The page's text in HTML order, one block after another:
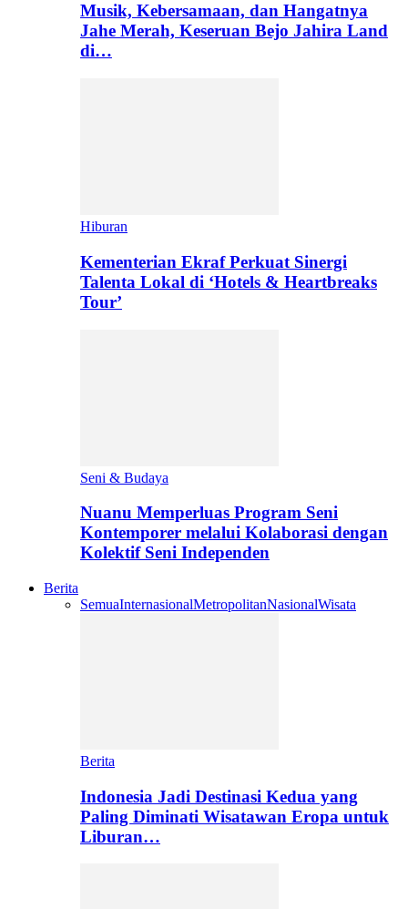
Musik, Kebersamaan, dan Hangatnya
Jahe Merah, Keseruan Bejo Jahira Land
di…
Hiburan
Kementerian Ekraf Perkuat Sinergi
Talenta Lokal di ‘Hotels & Heartbreaks
Tour’
Seni & Budaya
Nuanu Memperluas Program Seni
Kontemporer melalui Kolaborasi dengan
Kolektif Seni Independen
Berita
SemuaInternasionalMetropolitanNasionalWisata
Berita
Indonesia Jadi Destinasi Kedua yang
Paling Diminati Wisatawan Eropa untuk
Liburan…